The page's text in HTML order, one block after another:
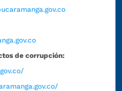
de corrupción: